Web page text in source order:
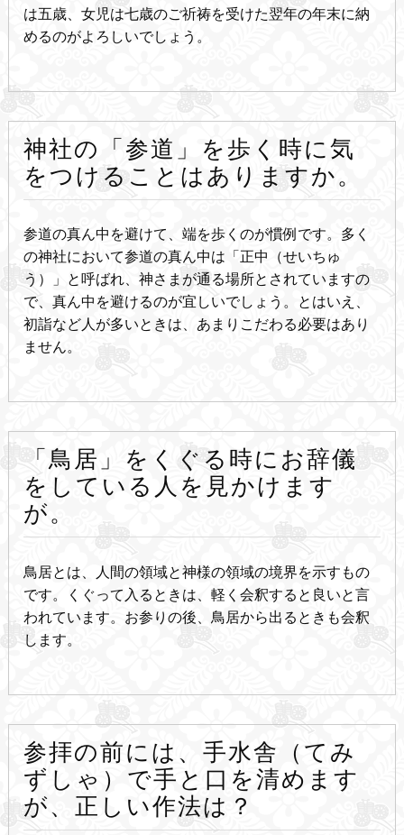
は五歳、女児は七歳のご祈祷を受けた翌年の年末に納
めるのがよろしいでしょう。
神社の「参道」を歩く時に気
をつけることはありますか。
参道の真ん中を避けて、端を歩くのが慣例です。多く
の神社において参道の真ん中は「正中（せいちゅ
う）」と呼ばれ、神さまが通る場所とされていますの
で、真ん中を避けるのが宜しいでしょう。とはいえ、
初詣など人が多いときは、あまりこだわる必要はあり
ません。
「鳥居」をくぐる時にお辞儀
をしている人を見かけます
が。
鳥居とは、人間の領域と神様の領域の境界を示すもの
です。くぐって入るときは、軽く会釈すると良いと言
われています。お参りの後、鳥居から出るときも会釈
します。
参拝の前には、手水舎（てみ
ずしゃ）で手と口を清めます
が、正しい作法は？